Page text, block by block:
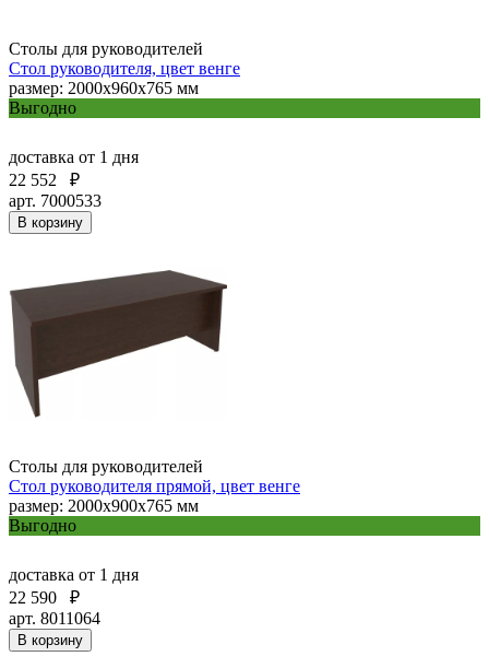
Столы для руководителей
Стол руководителя, цвет венге
размер: 2000х960х765 мм
Выгодно
доставка от 1 дня
22 552
₽
арт. 7000533
В корзину
Столы для руководителей
Стол руководителя прямой, цвет венге
размер: 2000x900x765 мм
Выгодно
доставка от 1 дня
22 590
₽
арт. 8011064
В корзину